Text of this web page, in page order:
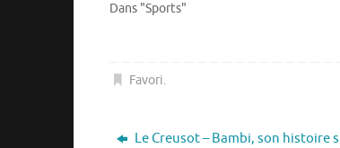
Dans "Sports"
Favori.
Le Creusot – Bambi, son histoire